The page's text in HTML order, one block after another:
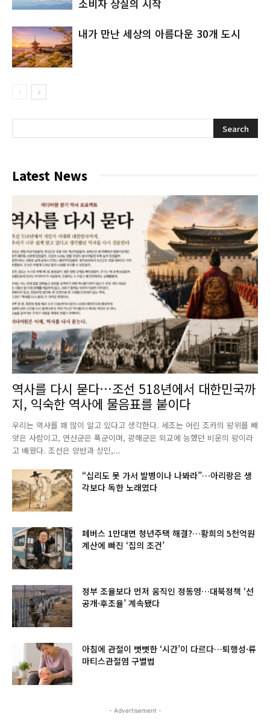
소비자 상실의 시작
내가 만난 세상의 아름다운 30개 도시
Latest News
역사를 다시 묻다…조선 518년에서 대한민국까
지, 익숙한 역사에 물음표를 붙이다
우리는 역사를 꽤 많이 알고 있다고 생각한다. 세조는 어린 조카의 왕위를 빼
앗은 사람이고, 연산군은 폭군이며, 광해군은 외교에 능했던 비운의 왕이라
고 배웠다. 조선은 양반과 상민,...
“십리도 못 가서 발병이나 나봐라”…아리랑은 생
각보다 독한 노래였다
폐버스 1만대면 청년주택 해결?…황희의 5천억원
계산에 빠진 ‘집의 조건’
정부 조율보다 먼저 움직인 정동영…대북정책 ‘선
공개·후조율’ 계속됐다
아침에 관절이 뻣뻣한 ‘시간’이 다르다…퇴행성·류
마티스관절염 구별법
- Advertisement -